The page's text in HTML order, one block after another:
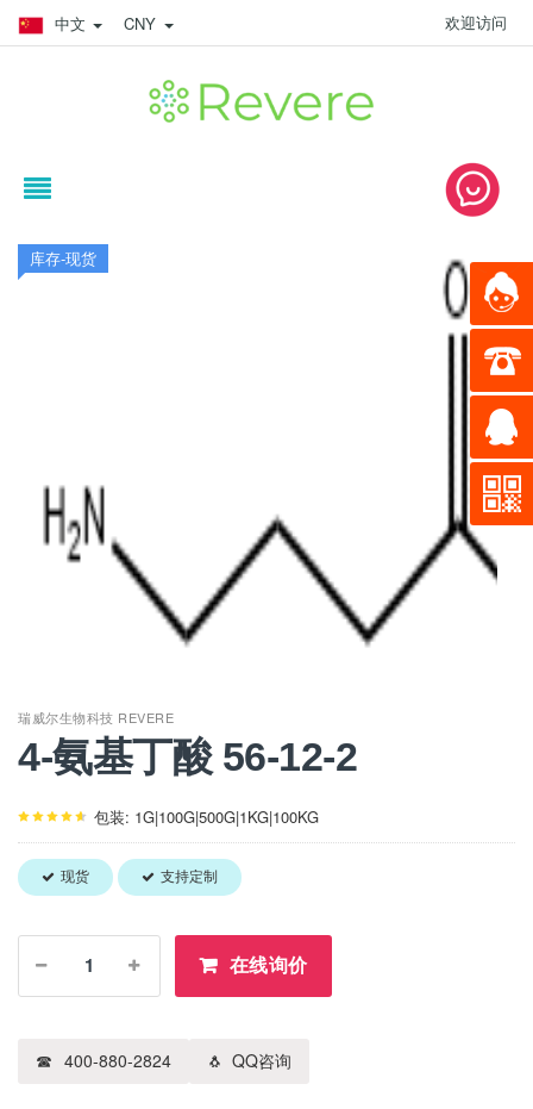
中文 CNY 欢迎访问
库存-现货
瑞威尔生物科技 REVERE
4-氨基丁酸 56-12-2
包装: 1G|100G|500G|1KG|100KG
现货 支持定制
在线询价
QQ咨询
400-880-2824